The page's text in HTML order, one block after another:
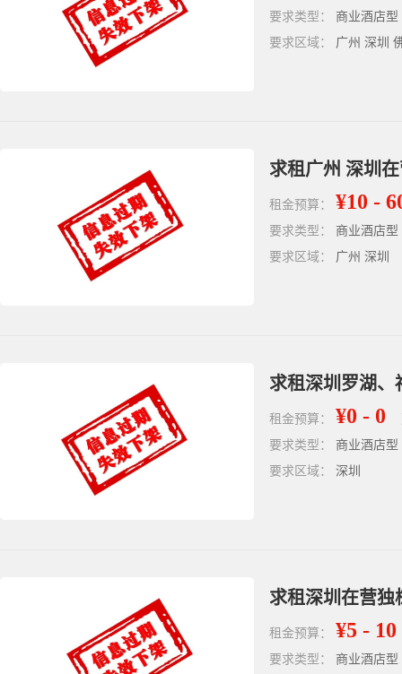
要求类型：
商业酒店型
要求区域：
广州 深圳
求租广州 深圳
租金预算： ¥10 -
要求类型：
商业酒店型
要求区域：
广州 深圳
求租深圳罗湖、
租金预算： ¥0 - 0
要求类型：
商业酒店型
要求区域：
深圳
求租深圳在营独
租金预算： ¥5 - 10
要求类型：
商业酒店型